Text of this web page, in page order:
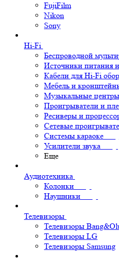
FujiFilm
Nikon
Sony
Hi-Fi
Беспроводной
Источники питания
Кабели для Hi-Fi
Мебель и
Музыкальные центры
Проигрыватели и
Ресиверы и
Сетевые
Системы караоке
Усилители звука
Еще
Аудиотехника
Колонки
Наушники
Телевизоры
Телевизоры
Телевизоры LG
Телевизоры Samsung